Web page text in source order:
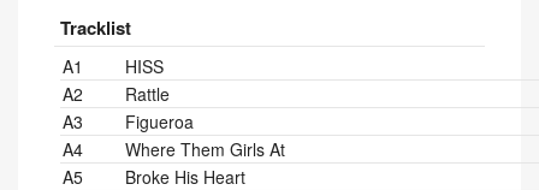
Tracklist
PositionTitle/Credits
A1
HISS
A2
Rattle
A3
Figueroa
A4
Where Them Girls At
A5
Broke His Heart